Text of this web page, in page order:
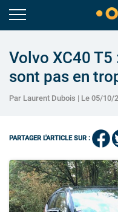
Volvo XC40
sont pas en
Par Laurent Dubois | Le 05/10/
PARTAGER L'ARTICLE SUR :